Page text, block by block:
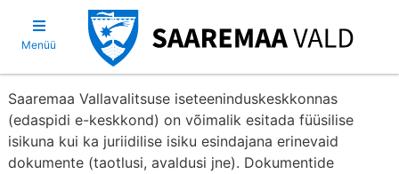
Menüü
Saaremaa Vallavalitsuse iseteeninduskeskkonnas
(edaspidi e-keskkond) on võimalik esitada füüsilise
isikuna kui ka juriidilise isiku esindajana erinevaid
dokumente (taotlusi, avaldusi jne). Dokumentide